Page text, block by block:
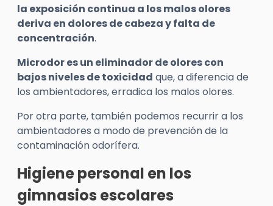
la exposición continua a los malos olores
deriva en dolores de cabeza y falta de
concentración.
Microdores un eliminador de olores con
bajos niveles de toxicidad que, a diferencia de
los ambientadores, erradica los malos olores.
Por otra parte, también podemos recurrir a los
ambientadores a modo de prevención de la
contaminación odorífera.
Higiene personal en los
gimnasios escolares